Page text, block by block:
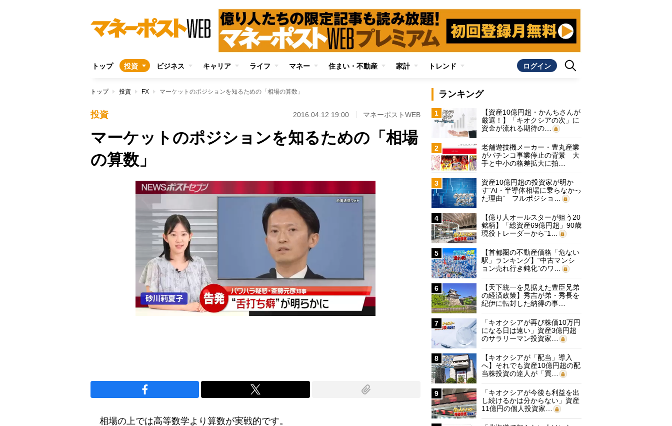
トップ 投資 ビジネス キャリア ライフ マネー 住まい・不動産 家計 トレンド ログイン
トップ 投資 FX マーケットのポジションを知るための「相場の算数」
投資 2016.04.12 19:00 マネーポストWEB
マーケットのポジションを知るための「相場
の算数」
相場の上では高等数学より算数が実戦的です。
ランキング
1
【資産10億円超・かんちさんが
厳選！】「キオクシアの次」に
資金が流れる期待の…
2
老舗遊技機メーカー・豊丸産業
がパチンコ事業停止の背景 大
手と中小の格差拡大に拍…
3
資産10億円超の投資家が明か
す“AI・半導体相場に乗らなかっ
た理由” フルポジショ…
4
【億り人オールスターが狙う20
銘柄】「総資産69億円超」90歳
現役トレーダーから“1…
5
【首都圏の不動産価格「危ない
駅」ランキング】“中古マンシ
ョン売れ行き鈍化”のワ…
6
【天下統一を見据えた豊臣兄弟
の経済政策】秀吉が弟・秀長を
紀伊に転封した納得の事…
7
「キオクシアが再び株価10万円
になる日は遠い」資産3億円超
のサラリーマン投資家…
8
【キオクシアが「配当」導入
へ】それでも資産10億円超の配
当株投資の達人が「買…
9
「キオクシアが今後も利益を出
し続けるかは分からない」資産
11億円の個人投資家…